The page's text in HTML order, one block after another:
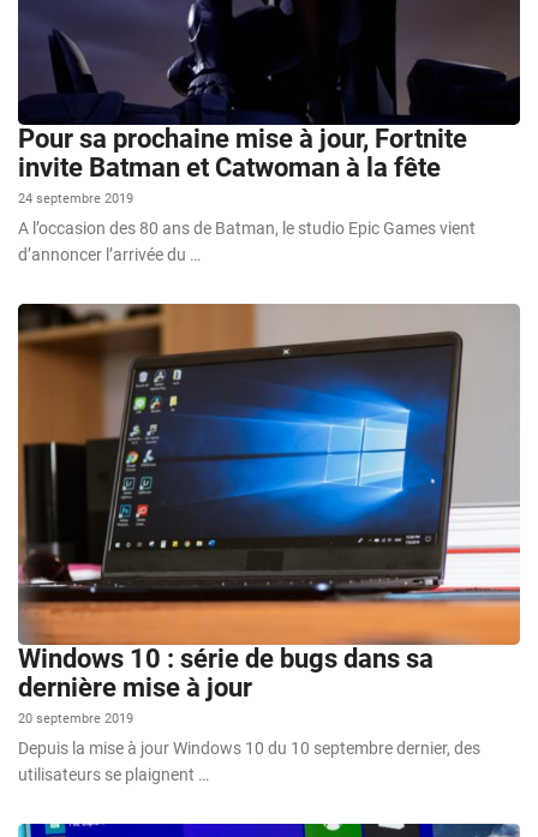
Pour sa prochaine mise à jour, Fortnite
invite Batman et Catwoman à la fête
24 septembre 2019
A l’occasion des 80 ans de Batman, le studio Epic Games vient
d’annoncer l’arrivée du …
Windows 10 : série de bugs dans sa
dernière mise à jour
20 septembre 2019
Depuis la mise à jour Windows 10 du 10 septembre dernier, des
utilisateurs se plaignent …